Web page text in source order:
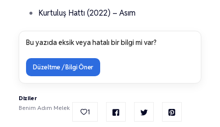
Kurtuluş Hattı (2022) – Asım
Bu yazıda eksik veya hatalı bir bilgi mi var?
Düzeltme / Bilgi Öner
Diziler
Benim Adım Melek
1